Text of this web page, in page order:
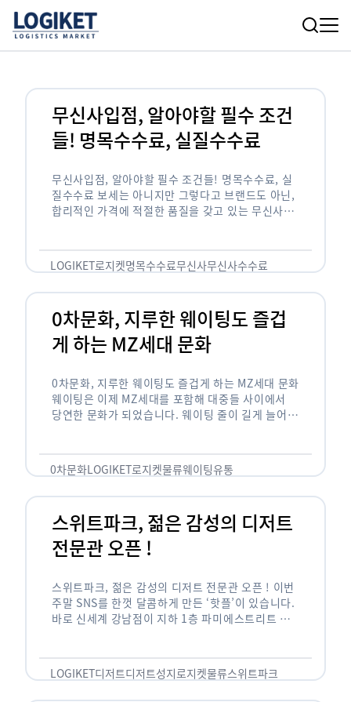
무신사입점, 알아야할 필수 조건
들! 명목수수료, 실질수수료
무신사입점, 알아야할 필수 조건들! 명목수수료, 실
질수수료 보세는 아니지만 그렇다고 브랜드도 아닌,
합리적인 가격에 적절한 품질을 갖고 있는 무신사!
LOGIKET로지켓명목수수료무신사무신사수수료
0차문화, 지루한 웨이팅도 즐겁
게 하는 MZ세대 문화
0차문화, 지루한 웨이팅도 즐겁게 하는 MZ세대 문화
웨이팅은 이제 MZ세대를 포함해 대중들 사이에서
당연한 문화가 되었습니다. 웨이팅 줄이 길게 늘어서
0차문화LOGIKET로지켓물류웨이팅유통
스위트파크, 젊은 감성의 디저트
전문관 오픈 !
스위트파크, 젊은 감성의 디저트 전문관 오픈 ! 이번
주말 SNS를 한껏 달콤하게 만든 ‘핫플’이 있습니다.
바로 신세계 강남점이 지하 1층 파미에스트리트 분
LOGIKET디저트디저트성지로지켓물류스위트파크